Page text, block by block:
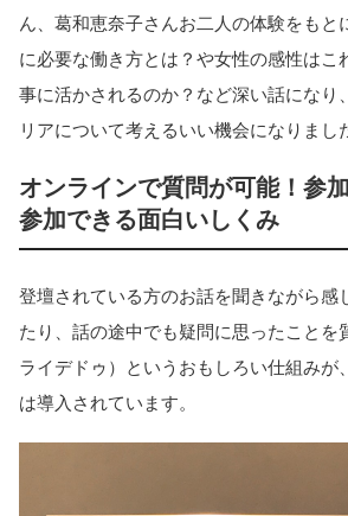
ん、葛和恵奈子さんお二人の体験をもと
に必要な働き方とは？や女性の感性はこ
事に活かされるのか？など深い話になり
リアについて考えるいい機会になりまし
オンラインで質問が可能！参
参加できる面白いしくみ
登壇されている方のお話を聞きながら感
たり、話の途中でも疑問に思ったことを
ライデドゥ）というおもしろい仕組みが
は導入されています。